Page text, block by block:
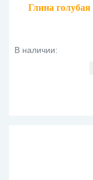
Глина
В наличии: